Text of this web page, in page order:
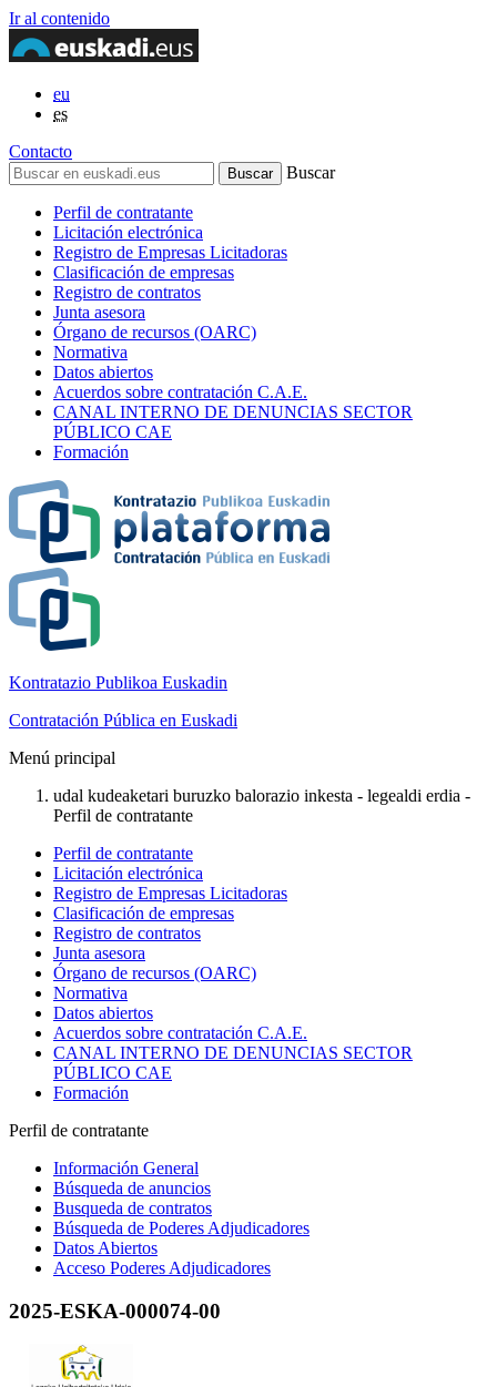
Ir al contenido
eu
es
Contacto
Buscar
Perfil de contratante
Licitación electrónica
Registro de Empresas Licitadoras
Clasificación de empresas
Registro de contratos
Junta asesora
Órgano de recursos (OARC)
Normativa
Datos abiertos
Acuerdos sobre contratación C.A.E.
CANAL INTERNO DE DENUNCIAS SECTOR
PÚBLICO CAE
Formación
Kontratazio Publikoa Euskadin
Contratación Pública en Euskadi
Menú principal
udal kudeaketari buruzko balorazio inkesta - legealdi erdia -
Perfil de contratante
Perfil de contratante
Licitación electrónica
Registro de Empresas Licitadoras
Clasificación de empresas
Registro de contratos
Junta asesora
Órgano de recursos (OARC)
Normativa
Datos abiertos
Acuerdos sobre contratación C.A.E.
CANAL INTERNO DE DENUNCIAS SECTOR
PÚBLICO CAE
Formación
Perfil de contratante
Información General
Búsqueda de anuncios
Busqueda de contratos
Búsqueda de Poderes Adjudicadores
Datos Abiertos
Acceso Poderes Adjudicadores
2025-ESKA-000074-00